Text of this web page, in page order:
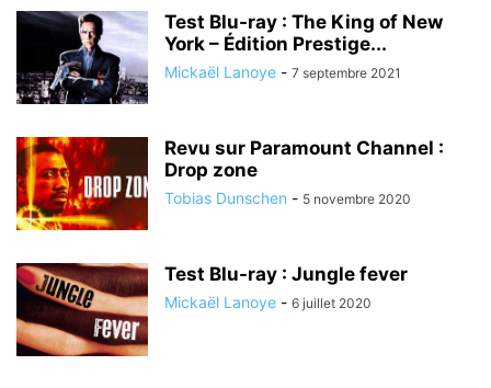
Test Blu-ray : The King of New
York – Édition Prestige...
Mickaël Lanoye - 7 septembre 2021
Revu sur Paramount Channel :
Drop zone
Tobias Dunschen - 5 novembre 2020
Test Blu-ray : Jungle fever
Mickaël Lanoye - 6 juillet 2020